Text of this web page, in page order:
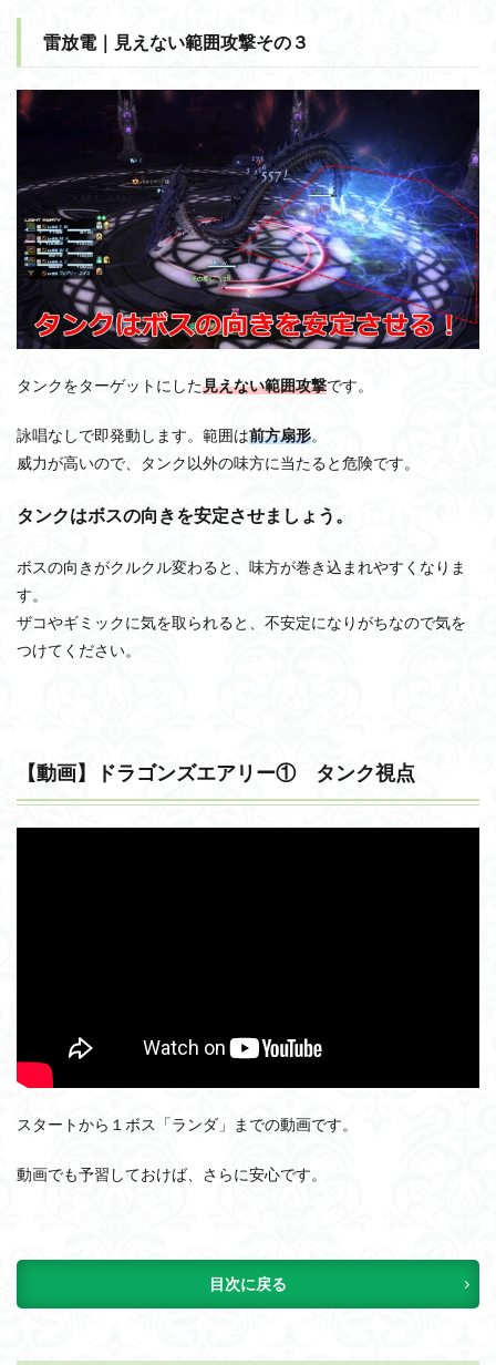
雷放電｜見えない範囲攻撃その３
タンクをターゲットにした見えない範囲攻撃です。
詠唱なしで即発動します。範囲は前方扇形。
威力が高いので、タンク以外の味方に当たると危険です。
タンクはボスの向きを安定させましょう。
ボスの向きがクルクル変わると、味方が巻き込まれやすくなりま
す。
ザコやギミックに気を取られると、不安定になりがちなので気を
つけてください。
【動画】ドラゴンズエアリー① タンク視点
スタートから１ボス「ランダ」までの動画です。
動画でも予習しておけば、さらに安心です。
目次に戻る